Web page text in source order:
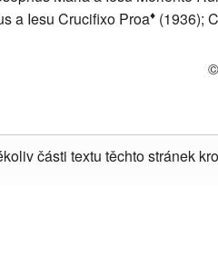
a Iesu Crucifixo Proa♦(1936);
části textu těchto stránek